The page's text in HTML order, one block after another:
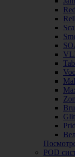
POD